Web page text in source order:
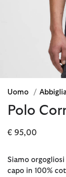
Uomo /
Polo
€ 95,00
Siamo
capo in 100%